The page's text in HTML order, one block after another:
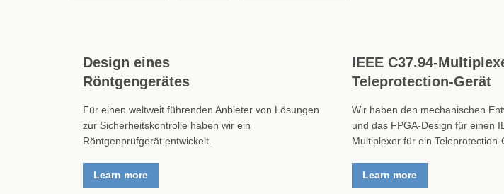
Design eines
Röntgengerätes
Für einen weltweit führenden Anbieter von Lösungen
zur Sicherheitskontrolle haben wir ein
Röntgenprüfgerät entwickelt.
Learn more
IEEE C37.94-
Teleprotection-Gerät
Wir haben den mechanischen
und das FPGA-Design für einen
Multiplexer für ein Teleprotection-
Learn more